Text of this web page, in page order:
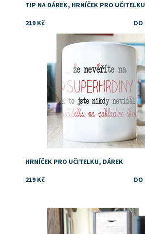
TIP NA DÁREK, HRNÍČEK PRO UČITELKU
219 Kč
Dostupnost:
Skladem
HRNÍČEK PRO UČITELKU, DÁREK
219 Kč
Dostupnost: Skladem